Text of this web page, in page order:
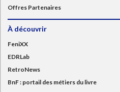
Offres Partenaires
À découvrir
FeniXX
EDRLab
RetroNews
BnF : portail des métiers du livre